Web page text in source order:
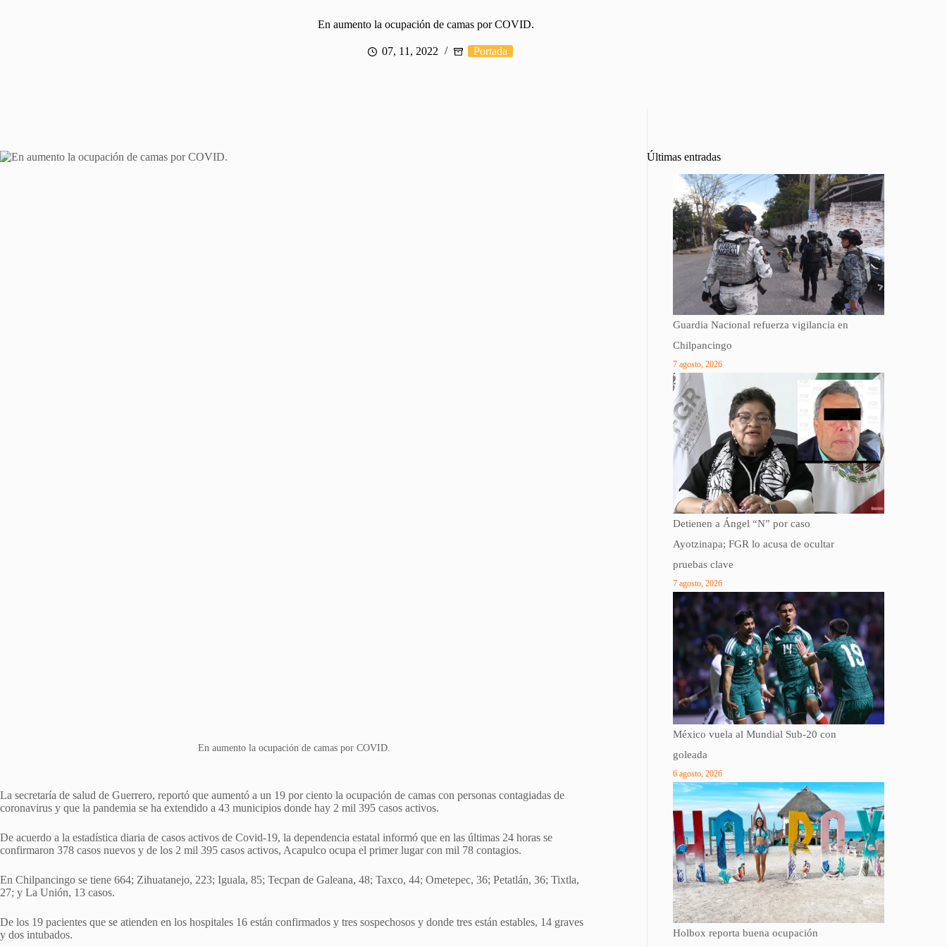
En aumento la ocupación de camas por COVID.
07, 11, 2022 Portada
En aumento la ocupación de camas por COVID.
La secretaría de salud de Guerrero, reportó que aumentó a un 19 por ciento la ocupación de camas con personas contagiadas de
coronavirus y que la pandemia se ha extendido a 43 municipios donde hay 2 mil 395 casos activos.
De acuerdo a la estadística diaria de casos activos de Covid-19, la dependencia estatal informó que en las últimas 24 horas se
confirmaron 378 casos nuevos y de los 2 mil 395 casos activos, Acapulco ocupa el primer lugar con mil 78 contagios.
En Chilpancingo se tiene 664; Zihuatanejo, 223; Iguala, 85; Tecpan de Galeana, 48; Taxco, 44; Ometepec, 36; Petatlán, 36; Tixtla,
27; y La Unión, 13 casos.
De los 19 pacientes que se atienden en los hospitales 16 están confirmados y tres sospechosos y donde tres están estables, 14 graves
y dos intubados.
Últimas entradas
Guardia Nacional refuerza vigilancia en
Chilpancingo
7 agosto, 2026
Detienen a Ángel “N” por caso
Ayotzinapa; FGR lo acusa de ocultar
pruebas clave
7 agosto, 2026
México vuela al Mundial Sub-20 con
goleada
6 agosto, 2026
Holbox reporta buena ocupación